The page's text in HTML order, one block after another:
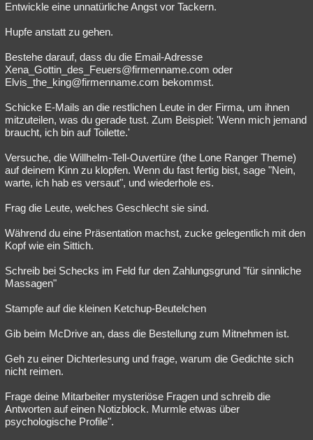
Entwickle eine unnatürliche Angst vor Tackern.
Hupfe anstatt zu gehen.
Bestehe darauf, dass du die Email-Adresse
Xena_Gottin_des_Feuers@firmenname.com oder
Elvis_the_king@firmenname.com bekommst.
Schicke E-Mails an die restlichen Leute in der Firma, um ihnen
mitzuteilen, was du gerade tust. Zum Beispiel: 'Wenn mich jemand
braucht, ich bin auf Toilette.'
Versuche, die Willhelm-Tell-Ouvertüre (the Lone Ranger Theme)
auf deinem Kinn zu klopfen. Wenn du fast fertig bist, sage "Nein,
warte, ich hab es versaut", und wiederhole es.
Frag die Leute, welches Geschlecht sie sind.
Während du eine Präsentation machst, zucke gelegentlich mit den
Kopf wie ein Sittich.
Schreib bei Schecks im Feld fur den Zahlungsgrund "für sinnliche
Massagen"
Stampfe auf die kleinen Ketchup-Beutelchen
Gib beim McDrive an, dass die Bestellung zum Mitnehmen ist.
Geh zu einer Dichterlesung und frage, warum die Gedichte sich
nicht reimen.
Frage deine Mitarbeiter mysteriöse Fragen und schreib die
Antworten auf einen Notizblock. Murmle etwas über
psychologische Profile".